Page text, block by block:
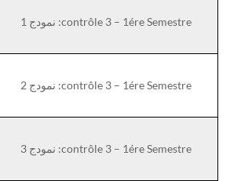
contrôle 3 – 1ére Semestre: نمودج 1
contrôle 3 – 1ére Semestre: نمودج 2
contrôle 3 – 1ére Semestre: نمودج 3